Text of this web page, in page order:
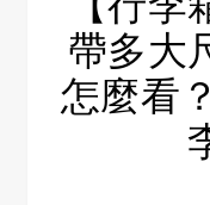
帶多大
怎麼看